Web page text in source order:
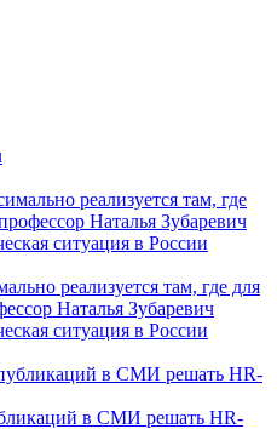
реализуется там, где для
Наталья Зубаревич
ситуация в России
в СМИ решать HR-